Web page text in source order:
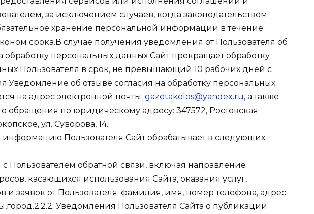
за исключением случаев, когда законодательством
хранение персональной информации в течение
срока.В случае получения уведомления от Пользователя об
обработку персональных данных Сайт прекращает обработку
Пользователя в срок, не превышающий 10 рабочих дней с
об отзыве согласия на обработку персональных
на адрес электронной почты: gazetakolos@yandex.ru, а также
обращения по юридическому адресу: 347572, Ростовская
ул. Суворова, 14.
информацию Пользователя Сайт обрабатывает в следующих
с Пользователем обратной связи, включая направление
касающихся использования Сайта, оказания услуг,
и заявок от Пользователя: фамилия, имя, номер телефона, адрес
Уведомления Пользователя Сайта о публикации